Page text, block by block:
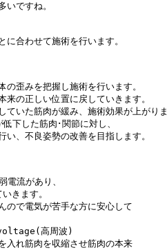
いですね。
に合わせて施術を行います。
歪みを把握し施術を行います。
来の正しい位置に戻していきます。
ていた筋肉が緩み、施術効果が上がり
下した筋肉･関節に対し、
い、 不良姿勢の改善を目指します。
電流があり、
きます。
ので電気が苦手な方に安心して
voltage(高周波)
入れ筋肉を収縮させ筋肉の本来